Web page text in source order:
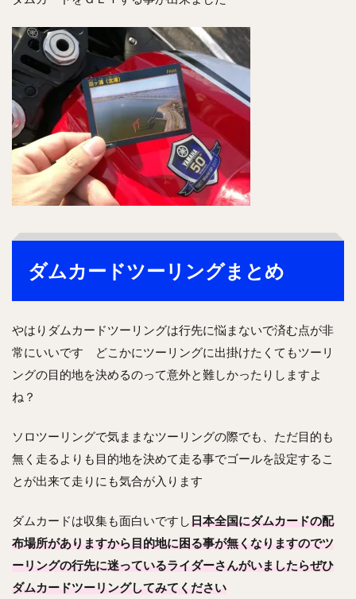
ダムカードツーリングまとめ
やはりダムカードツーリングは行先に悩まないで済む点が非
常にいいです どこかにツーリングに出掛けたくてもツーリ
ングの目的地を決めるのって意外と難しかったりしますよ
ね？
ソロツーリングで気ままなツーリングの際でも、ただ目的も
無く走るよりも目的地を決めて走る事でゴールを設定するこ
とが出来て走りにも気合が入ります
ダムカードは収集も面白いですし 日本全国にダムカードの配
布場所がありますから目的地に困る事が無くなりますのでツ
ーリングの行先に迷っているライダーさんがいましたらぜひ
ダムカードツーリングしてみてください